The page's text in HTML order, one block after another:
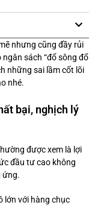
nhưng cũng đầy rủi
sách “đổ sông đổ
những sai lầm cốt lõi
nhé.
bại, nghịch lý
được xem là lợi
đầu tư cao không
ứng.
lớn với hàng chục